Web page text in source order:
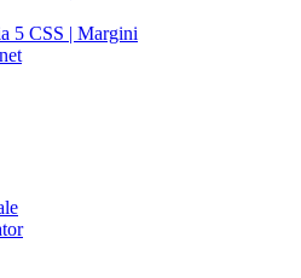
5 CSS | Margini